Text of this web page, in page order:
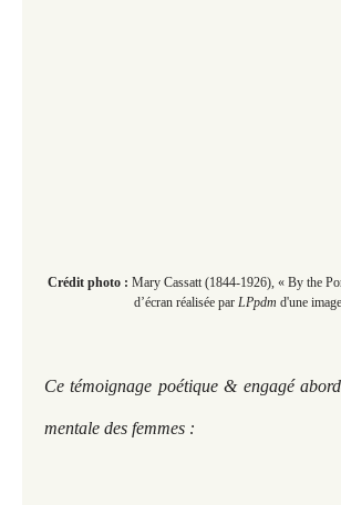
Crédit photo : Mary Cassatt (1844-1926), « By the
d’écran réalisée par LPpdm d'une
Ce témoignage poétique & engagé
mentale des femmes :